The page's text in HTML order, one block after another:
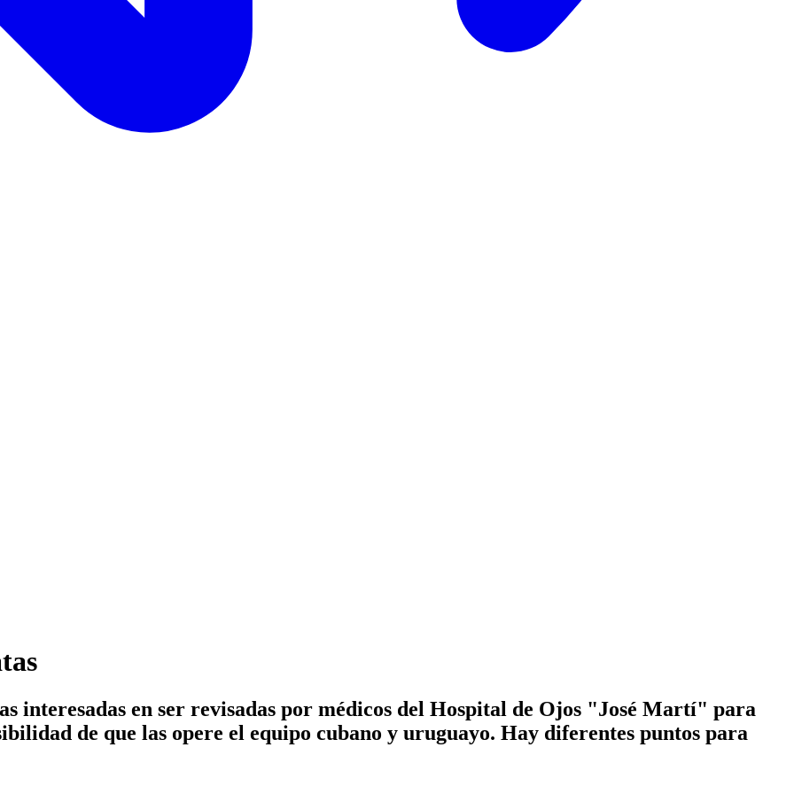
interesadas en ser revisadas por médicos del Hospital de Ojos "José Martí" para
de que las opere el equipo cubano y uruguayo. Hay diferentes puntos para